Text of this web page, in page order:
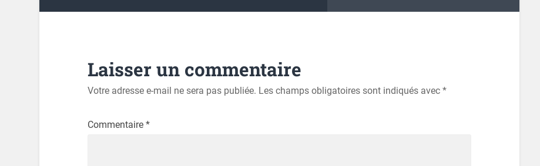
Laisser un commentaire
Votre adresse e-mail ne sera pas publiée. Les champs obligatoires sont indiqués avec *
Commentaire *